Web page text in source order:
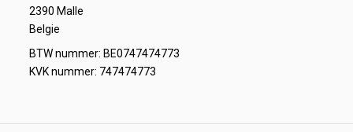
2390 Malle
Belgie
BTW nummer: BE0747474773
KVK nummer: 747474773